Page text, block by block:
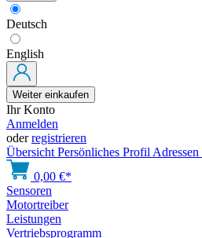
Deutsch
English
Weiter einkaufen
Ihr Konto
Anmelden
oderregistrieren
Übersicht Persönliches Profil Adressen
0,00 €*
Sensoren
Motortreiber
Leistungen
Vertriebsprogramm